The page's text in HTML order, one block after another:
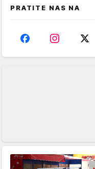
PRATITE NAS NA